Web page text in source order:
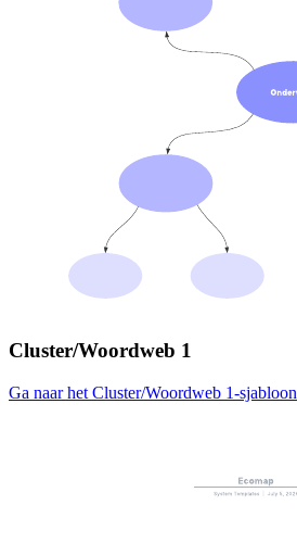
Cluster/Woordweb 1
Ga naar het Cluster/Woordweb 1-sjabloon